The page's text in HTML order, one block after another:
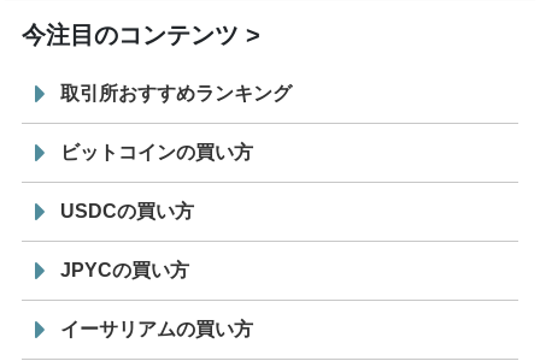
今注目のコンテンツ
取引所おすすめランキング
ビットコインの買い方
USDCの買い方
JPYCの買い方
イーサリアムの買い方